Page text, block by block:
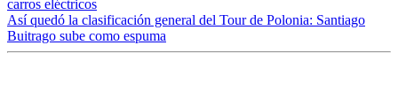
carros eléctricos
Así quedó la clasificación general del Tour de Polonia: Santiago
Buitrago sube como espuma